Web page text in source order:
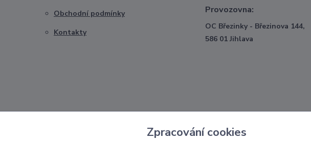
Obchodní podmínky
Kontakty
Provozovna:
OC Březinky - Březinova 144,
586 01 Jihlava
Zpracování cookies